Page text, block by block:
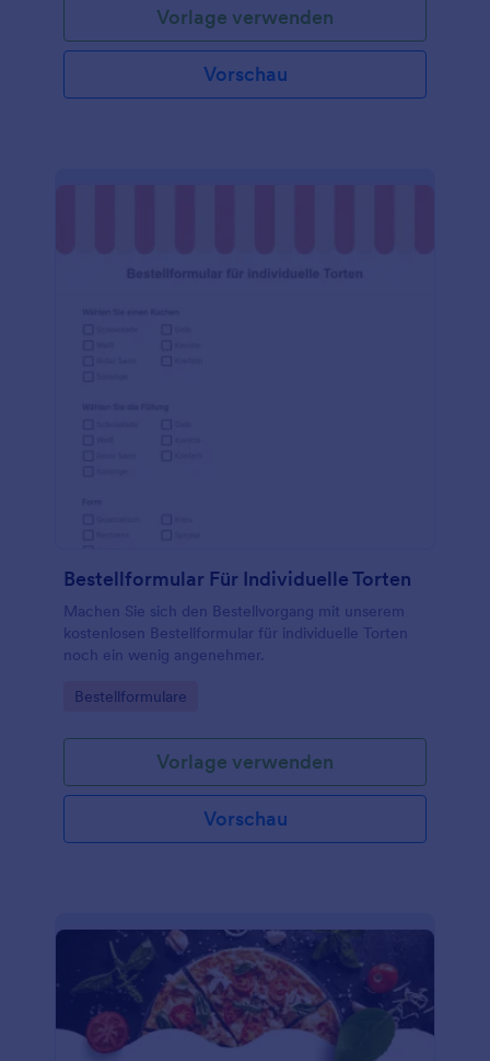
Vorlage verwenden
Vorschau
Bestellformular Für Individuelle Torten
Machen Sie sich den Bestellvorgang mit unserem
kostenlosen Bestellformular für individuelle Torten
noch ein wenig angenehmer.
Go to Category:
Bestellformulare
Vorlage verwenden
Vorschau